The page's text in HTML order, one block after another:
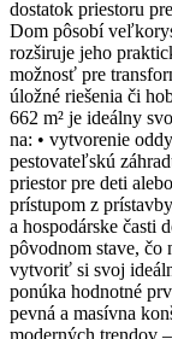
dostatok priestoru
Dom pôsobí
rozširuje jeho
možnosť pre
úložné riešenia či
662 m² je ideálny
na: • vytvorenie
pestovateľskú
priestor pre deti
prístupom z
a hospodárske
pôvodnom stave,
vytvoriť si svoj
ponúka hodnotné
pevná a masívna
moderných trendov